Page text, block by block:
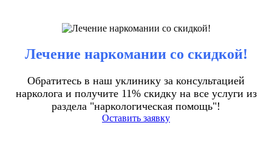
Лечение наркомании со скидкой!
Обратитесь в наш уклинику за консультацией
нарколога и получите 11% скидку на все услуги из
раздела "наркологическая помощь"!
Оставить заявку